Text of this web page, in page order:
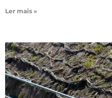
Ler mais »